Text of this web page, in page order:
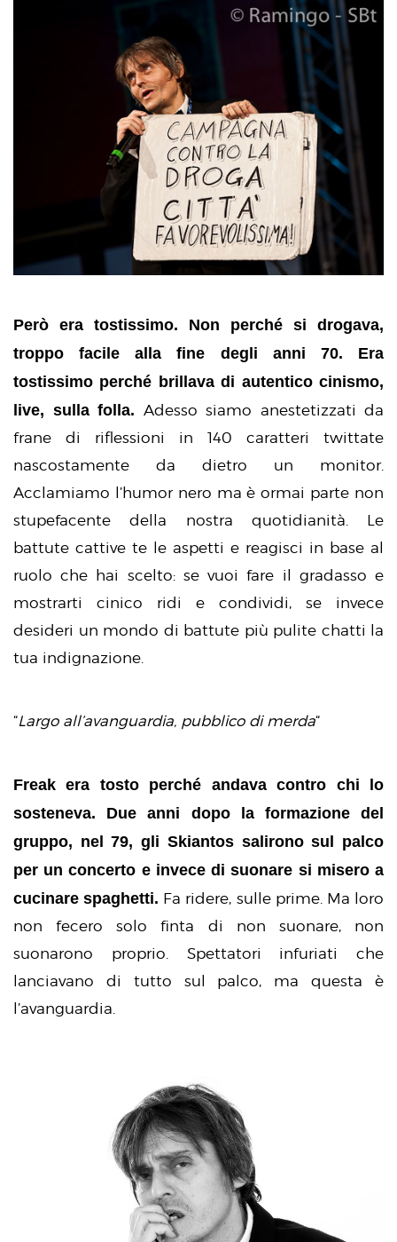
Però era tostissimo. Non perché si drogava,
troppo facile alla fine degli anni 70. Era
tostissimo perché brillava di autentico cinismo,
live, sulla folla. Adesso siamo anestetizzati da
frane di riflessioni in 140 caratteri twittate
nascostamente da dietro un monitor.
Acclamiamo l’humor nero ma è ormai parte non
stupefacente della nostra quotidianità. Le
battute cattive te le aspetti e reagisci in base al
ruolo che hai scelto: se vuoi fare il gradasso e
mostrarti cinico ridi e condividi, se invece
desideri un mondo di battute più pulite chatti la
tua indignazione.
“Largo all’avanguardia, pubblico di merda“
Freak era tosto perché andava contro chi lo
sosteneva. Due anni dopo la formazione del
gruppo, nel 79, gli Skiantos salirono sul palco
per un concerto e invece di suonare si misero a
cucinare spaghetti. Fa ridere, sulle prime. Ma loro
non fecero solo finta di non suonare, non
suonarono proprio. Spettatori infuriati che
lanciavano di tutto sul palco, ma questa è
l’avanguardia.